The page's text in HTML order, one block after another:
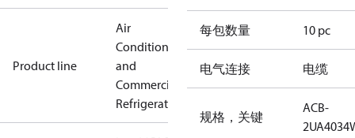
Product line
Air
Conditioning
and
Commercial
Refrigeration
每包数量 10 pc
电气连接 电缆
规格，关键
ACB-